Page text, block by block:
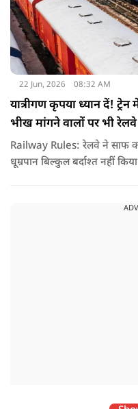
22 Jun, 2026 08:32 AM
यात्रीगण कृपया ध्यान दें!
भीख मांगने वालों पर भी
Railway Rules: रेलवे ने साफ
धूम्रपान बिल्कुल बर्दाश्त नहीं